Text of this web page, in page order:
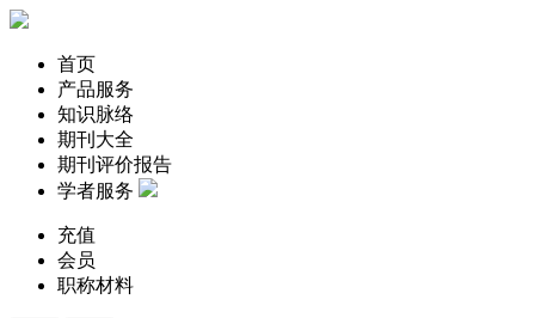
首页
产品服务
知识脉络
期刊大全
期刊评价报告
学者服务
充值
会员
职称材料